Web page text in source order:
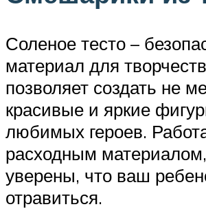
Соленое тесто –
материал для
позволяет создать не
красивые и яркие
любимых героев.
расходным
уверены, что ваш
отравиться.